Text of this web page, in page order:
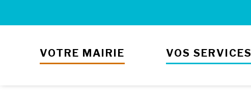
VOTRE MAIRIE VOS SERVICES